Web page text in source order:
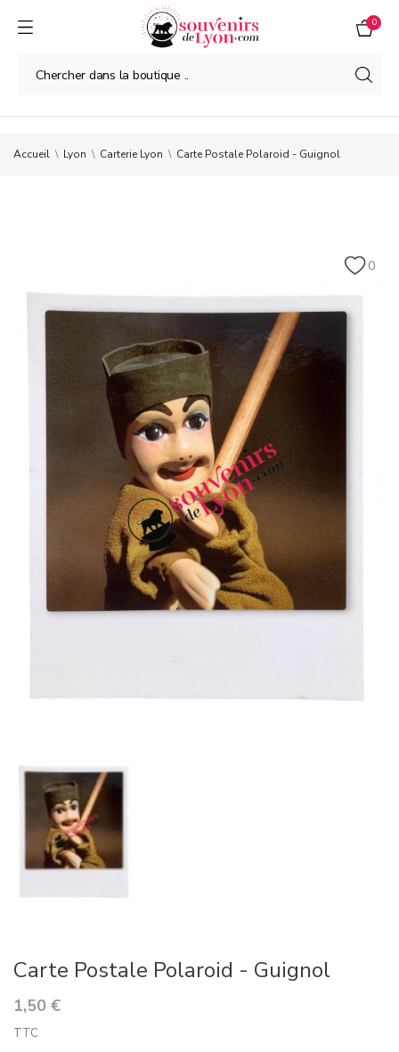
0
Accueil Lyon Carterie Lyon Carte Postale Polaroid - Guignol
0
Carte Postale Polaroid - Guignol
1,50 €
TTC